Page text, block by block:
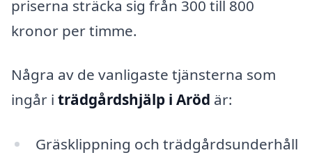
priserna sträcka sig från 300 till 800
kronor per timme.
Några av de vanligaste tjänsterna som
ingår i trädgårdshjälp i Aröd är:
Gräsklippning och trädgårdsunderhåll